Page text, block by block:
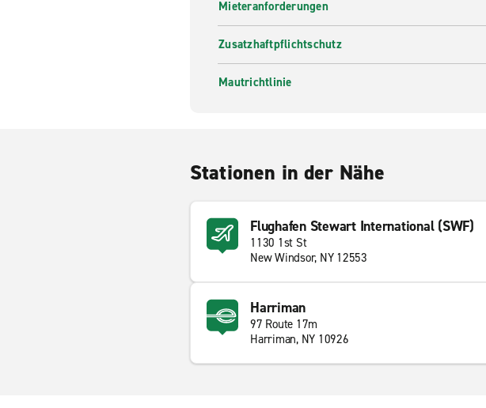
Mieteranforderungen
Zusatzhaftpflichtschutz
Mautrichtlinie
Stationen in der Nähe
Flughafen Stewart International (SWF)
1130 1st St
New Windsor, NY 12553
Harriman
97 Route 17m
Harriman, NY 10926